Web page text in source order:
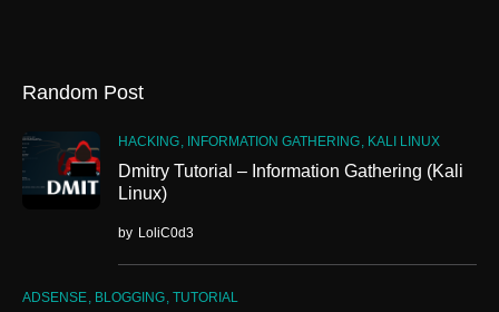
Random Post
HACKING INFORMATION GATHERING KALI LINUX
Dmitry Tutorial – Information Gathering (Kali
Linux)
by LoliC0d3
ADSENSE BLOGGING TUTORIAL